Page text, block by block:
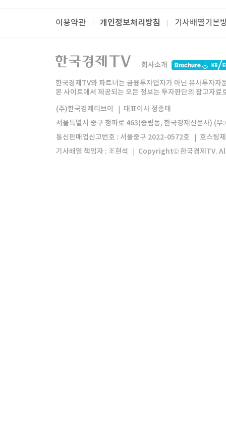
이용약관 개인정보처리방침 기사배열기본
패밀리사이트
한국경제TV
한경미디어그룹 한국경제신문 한국경제
모바일앱 한국경제TV앱
회사소개
한국경제TV와 파트너는 금융투자업자가 아닌 유사투자
본 사이트에서 제공되는 모든 정보는 투자판단의 참고자
(주)한국경제티브이
대표이사 정종태
서울특별시 중구 청파로 463(중림동, 한국경제신문사) (
통신판매업신고번호 : 서울중구 2022-0572호
호스팅
기사배열 책임자 : 조현석
Copyright© 한국경제TV.